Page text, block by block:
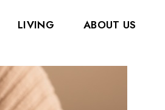
그린핑거
베베그로우
스카카
에디슨
LIVING ABOUT US